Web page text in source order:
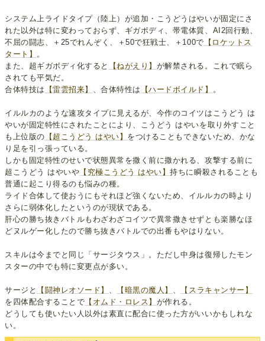
システム上ライドタイプ（陸上）が追加・こうどうはやいが固定にさ
れた以外は特に変わっておらず、ギガボディ、帯電体質、AI2回行動、
不屈の闘志、＋25でれんぞく、＋50で狂戦士、＋100で 【ロケットス
タート】
。
また、超ギガボディ化すると
【ねがえり】 が解禁される。これで眠ら
されても平気だ。
合体特技は
【雷雲招来】 、合体特性は 【ハードボイルド】 。
イルルカのような速攻タイプに見えるが、今作のコイツはこうどう は
やいが固定特性にされたことにより、こうどう はやいを取り外すこと
も上位版の 【超こうどう はやい】 をつけることもできないため、かな
り足を引っ張っている。
しかも固定特性のせいで状態異常を撒く前に撒かれる、攻撃する前に
超こうどう はやいや 【究極こうどう はやい】持ちに瞬殺されることも
普通に起こり得るのも悩みの種。
ライド合体して使おうにもそれほど強くないため、イルルカの時より
さらに弱体化したというのが現状である。
肝心の勝ち抜きバトルもわざわざコイツで異常撒きせずとも楽勝なほ
どヌルゲー化したので勝ち抜きバトルでの出番もやはりない。
スキルは今までと同じ「サージタウス」。ただし中身は復帰したモン
スターの中でも特に変更点が多い。
サージと 【闘神レオソード】 【暗黒の魔人】
【スラキャンサー】
を四体配合することで 【オムド・ロレス】 が作れる。
どうしても使いたい人以外は素直に配合に使った方がいいかもしれな
い。